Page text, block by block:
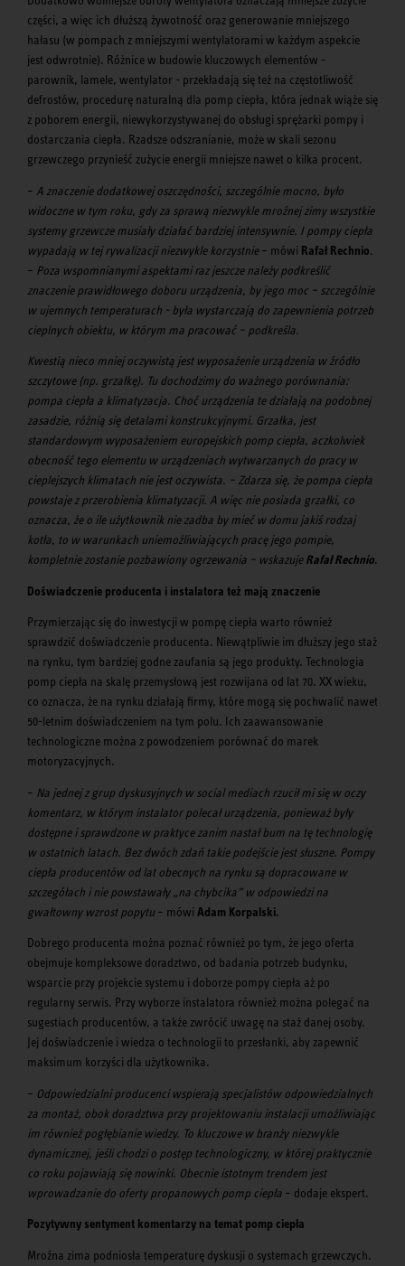
części, a więc ich dłuższą żywotność oraz generowanie mniejszego
hałasu (w pompach z mniejszymi wentylatorami w każdym aspekcie
jest odwrotnie). Różnice w budowie kluczowych elementów -
parownik, lamele, wentylator - przekładają się też na częstotliwość
defrostów, procedurę naturalną dla pomp ciepła, która jednak wiąże się
z poborem energii, niewykorzystywanej do obsługi sprężarki pompy i
dostarczania ciepła. Rzadsze odszranianie, może w skali sezonu
grzewczego przynieść zużycie energii mniejsze nawet o kilka procent.
– A znaczenie dodatkowej oszczędności, szczególnie mocno, było
widoczne w tym roku, gdy za sprawą niezwykle mroźnej zimy wszystkie
systemy grzewcze musiały działać bardziej intensywnie. I pompy ciepła
wypadają w tej rywalizacji niezwykle korzystnie– mówi Rafał Rechnio.
– Poza wspomnianymi aspektami raz jeszcze należy podkreślić
znaczenie prawidłowego doboru urządzenia, by jego moc – szczególnie
w ujemnych temperaturach - była wystarczają do zapewnienia potrzeb
cieplnych obiektu, w którym ma pracować – podkreśla.
Kwestią nieco mniej oczywistą jest wyposażenie urządzenia w źródło
szczytowe (np. grzałkę). Tu dochodzimy do ważnego porównania:
pompa ciepła a klimatyzacja. Choć urządzenia te działają na podobnej
zasadzie, różnią się detalami konstrukcyjnymi. Grzałka, jest
standardowym wyposażeniem europejskich pomp ciepła, aczkolwiek
obecność tego elementu w urządzeniach wytwarzanych do pracy w
cieplejszych klimatach nie jest oczywista. – Zdarza się, że pompa ciepła
powstaje z przerobienia klimatyzacji. A więc nie posiada grzałki, co
oznacza, że o ile użytkownik nie zadba by mieć w domu jakiś rodzaj
kotła, to w warunkach uniemożliwiających pracę jego pompie,
kompletnie zostanie pozbawiony ogrzewania – wskazujeRafał Rechnio.
Doświadczenie producenta i instalatora też mają znaczenie
Przymierzając się do inwestycji w pompę ciepła warto również
sprawdzić doświadczenie producenta. Niewątpliwie im dłuższy jego staż
na rynku, tym bardziej godne zaufania są jego produkty. Technologia
pomp ciepła na skalę przemysłową jest rozwijana od lat 70. XX wieku,
co oznacza, że na rynku działają firmy, które mogą się pochwalić nawet
50-letnim doświadczeniem na tym polu. Ich zaawansowanie
technologiczne można z powodzeniem porównać do marek
motoryzacyjnych.
– Na jednej z grup dyskusyjnych w social mediach rzucił mi się w oczy
komentarz, w którym instalator polecał urządzenia, ponieważ były
dostępne i sprawdzone w praktyce zanim nastał bum na tę technologię
w ostatnich latach. Bez dwóch zdań takie podejście jest słuszne. Pompy
ciepła producentów od lat obecnych na rynku są dopracowane w
szczegółach i nie powstawały „na chybcika” w odpowiedzi na
gwałtowny wzrost popytu – mówi Adam Korpalski.
Dobrego producenta można poznać również po tym, że jego oferta
obejmuje kompleksowe doradztwo, od badania potrzeb budynku,
wsparcie przy projekcie systemu i doborze pompy ciepła aż po
regularny serwis. Przy wyborze instalatora również można polegać na
sugestiach producentów, a także zwrócić uwagę na staż danej osoby.
Jej doświadczenie i wiedza o technologii to przesłanki, aby zapewnić
maksimum korzyści dla użytkownika.
– Odpowiedzialni producenci wspierają specjalistów odpowiedzialnych
za montaż, obok doradztwa przy projektowaniu instalacji umożliwiając
im również pogłębianie wiedzy. To kluczowe w branży niezwykle
dynamicznej, jeśli chodzi o postęp technologiczny, w której praktycznie
co roku pojawiają się nowinki. Obecnie istotnym trendem jest
wprowadzanie do oferty propanowych pomp ciepła – dodaje ekspert.
Pozytywny sentyment komentarzy na temat pomp ciepła
Mroźna zima podniosła temperaturę dyskusji o systemach grzewczych.